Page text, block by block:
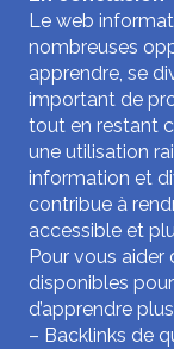
Le web
nombreuses
apprendre, se
important de
tout en restant
une utilisation
information et
contribue à
accessible et
Pour vous
disponibles
d’apprendre
– Backlinks de